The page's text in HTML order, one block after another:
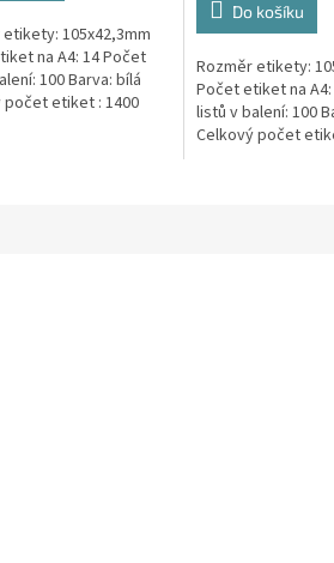
105x42,3mm
na A4: 14 Počet
100 Barva: bílá
počet etiket : 1400
hvězdiček.
Do košíku
Rozměr etikety:
Počet etiket na
listů v balení: 100
Celkový počet